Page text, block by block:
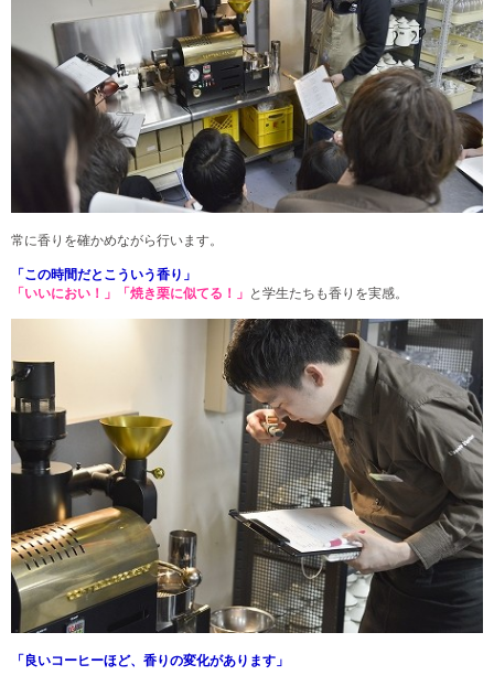
常に香りを確かめながら行います。
「この時間だとこういう香り」
「いいにおい！」「焼き栗に似てる！」 と学生たちも香りを実感。
「良いコーヒーほど、香りの変化があります」